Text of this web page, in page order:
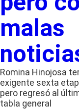
malas
Romina Hinojosa
exigente sexta
pero regresó al
tabla general